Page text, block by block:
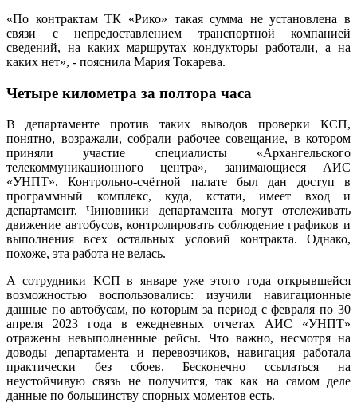
«По контрактам ТК «Рико» такая сумма не установлена в
связи с непредоставлением транспортной компанией
сведений, на каких маршрутах кондукторы работали, а на
каких нет», - пояснила Мария Токарева.
Четыре километра за полтора часа
В департаменте против таких выводов проверки КСП,
понятно, возражали, собрали рабочее совещание, в котором
приняли участие специалисты «Архангельского
телекоммуникационного центра», занимающиеся АИС
«УНПТ». Контрольно-счётной палате был дан доступ в
программный комплекс, куда, кстати, имеет вход и
департамент. Чиновники департамента могут отслеживать
движение автобусов, контролировать соблюдение графиков и
выполнения всех остальных условий контракта. Однако,
похоже, эта работа не велась.
А сотрудники КСП в январе уже этого года открывшейся
возможностью воспользовались: изучили навигационные
данные по автобусам, по которым за период с февраля по 30
апреля 2023 года в ежедневных отчетах АИС «УНПТ»
отражены невыполненные рейсы. Что важно, несмотря на
доводы департамента и перевозчиков, навигация работала
практически без сбоев. Бесконечно ссылаться на
неустойчивую связь не получится, так как на самом деле
данные по большинству спорных моментов есть.